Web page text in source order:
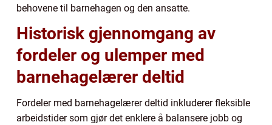
behovene til barnehagen og den ansatte.
Historisk gjennomgang av
fordeler og ulemper med
barnehagelærer deltid
Fordeler med barnehagelærer deltid inkluderer fleksible
arbeidstider som gjør det enklere å balansere jobb og